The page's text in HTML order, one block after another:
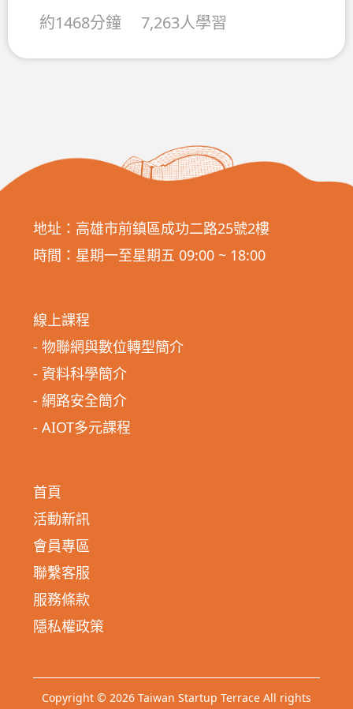
約1468分鐘 7,263人學習
地址：高雄市前鎮區成功二路25號2樓
時間：星期一至星期五 09:00 ~ 18:00
線上課程
- 物聯網與數位轉型簡介
- 資料科學簡介
- 網路安全簡介
- AIOT多元課程
首頁
活動新訊
會員專區
聯繫客服
服務條款
隱私權政策
Copyright © 2026 Taiwan Startup Terrace All rights